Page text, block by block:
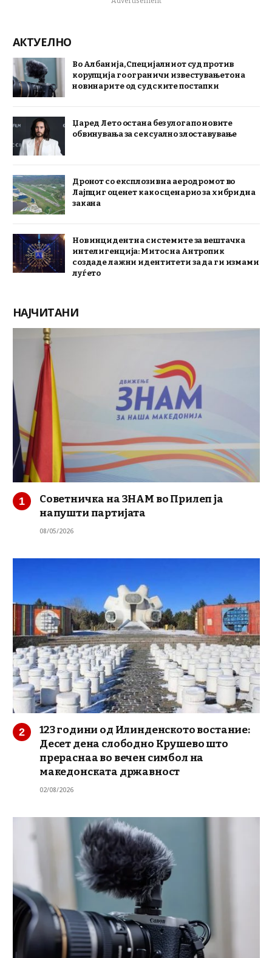
АКТУЕЛНО
Во Албанија, Специјалниот суд против
корупција го ограничи известувањето на
новинарите од судските постапки
Џаред Лето остана без улога по новите
обвинувања за сексуално злоставување
Дронот со експлозив на аеродромот во
Лајпциг оценет како сценарио за хибридна
закана
Нов инцидент на системите за вештачка
интелигенција: Митос на Антропик
создаде лажни идентитети за да ги измами
луѓето
НАЈЧИТАНИ
Советничка на ЗНАМ во Прилеп ја
напушти партијата
08/05/2026
123 години од Илинденското востание:
Десет дена слободно Крушево што
прераснаа во вечен симбол на
македонската државност
02/08/2026